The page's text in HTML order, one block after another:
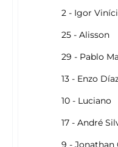
2 - Igor
25 - Alisson
29 - Pablo
13 - Enzo
10 - Luciano
17 - André
9 - Jonathan